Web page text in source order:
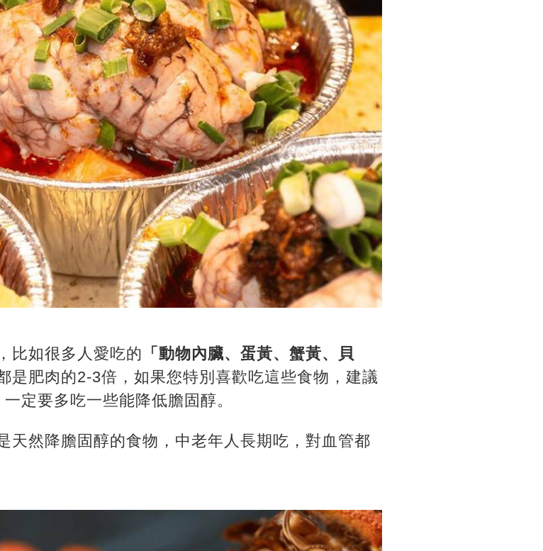
比如很多人愛吃的
「動物內臟、蛋黃、蟹黃、貝
是肥肉的2-3倍，如果您特別喜歡吃這些食物，建議
定要多吃一些能降低膽固醇。
天然降膽固醇的食物，中老年人長期吃，對血管都